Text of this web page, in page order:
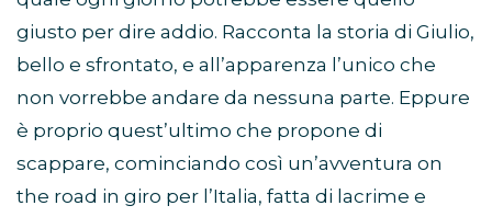
giusto per dire addio. Racconta la storia di Giulio,
bello e sfrontato, e all’apparenza l’unico che
non vorrebbe andare da nessuna parte. Eppure
è proprio quest’ultimo che propone di
scappare, cominciando così un’avventura on
the road in giro per l’Italia, fatta di lacrime e